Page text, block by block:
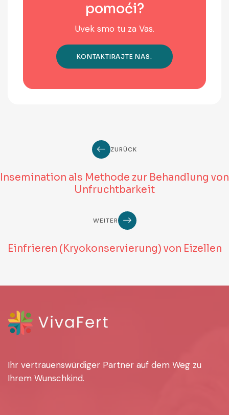
pomoći?
Uvek smo tu za Vas.
KONTAKTIRAJTE NAS.
ZURÜCK
Insemination als Methode zur Behandlung von
Unfruchtbarkeit
WEITER
Einfrieren (Kryokonservierung) von Eizellen
Ihr vertrauenswürdiger Partner auf dem Weg zu
Ihrem Wunschkind.